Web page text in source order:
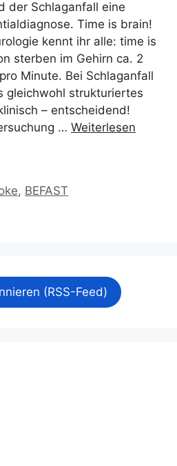
der Schlaganfall eine
Time is brain!
kennt ihr alle: time is
sterben im Gehirn ca. 2
Minute. Bei Schlaganfall
gleichwohl strukturiertes
– entscheidend!
… Weiterlesen
, BEFAST
(RSS-Feed)